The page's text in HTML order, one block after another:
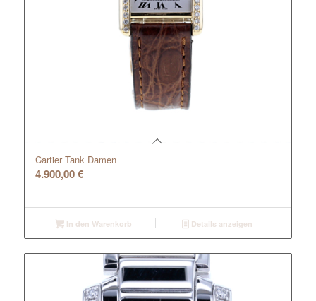
Cartier Tank Damen
4.900,00€
In den Warenkorb Details anzeigen